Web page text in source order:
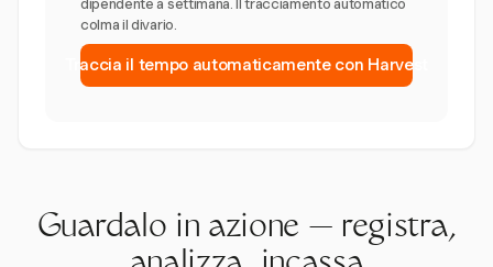
dipendente a settimana. Il tracciamento automatico
colma il divario.
Traccia il tempo automaticamente con Harvest
Guardalo in azione — registra,